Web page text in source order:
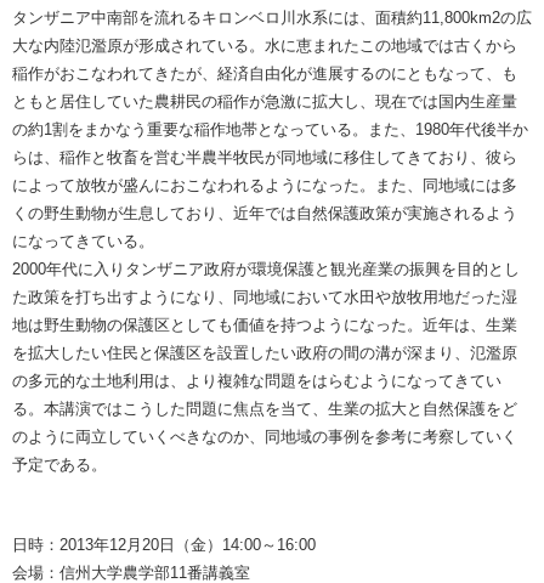
タンザニア中南部を流れるキロンベロ川水系には、面積約11,800km2の広
大な内陸氾濫原が形成されている。水に恵まれたこの地域では古くから
稲作がおこなわれてきたが、経済自由化が進展するのにともなって、も
ともと居住していた農耕民の稲作が急激に拡大し、現在では国内生産量
の約1割をまかなう重要な稲作地帯となっている。また、1980年代後半か
らは、稲作と牧畜を営む半農半牧民が同地域に移住してきており、彼ら
によって放牧が盛んにおこなわれるようになった。また、同地域には多
くの野生動物が生息しており、近年では自然保護政策が実施されるよう
になってきている。
2000年代に入りタンザニア政府が環境保護と観光産業の振興を目的とし
た政策を打ち出すようになり、同地域において水田や放牧用地だった湿
地は野生動物の保護区としても価値を持つようになった。近年は、生業
を拡大したい住民と保護区を設置したい政府の間の溝が深まり、氾濫原
の多元的な土地利用は、より複雑な問題をはらむようになってきてい
る。本講演ではこうした問題に焦点を当て、生業の拡大と自然保護をど
のように両立していくべきなのか、同地域の事例を参考に考察していく
予定である。
日時：2013年12月20日（金）14:00～16:00
会場：信州大学農学部11番講義室